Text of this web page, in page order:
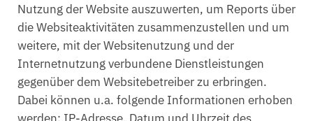
Nutzung der Website auszuwerten, um Reports über
die Websiteaktivitäten zusammenzustellen und um
weitere, mit der Websitenutzung und der
Internetnutzung verbundene Dienstleistungen
gegenüber dem Websitebetreiber zu erbringen.
Dabei können u.a. folgende Informationen erhoben